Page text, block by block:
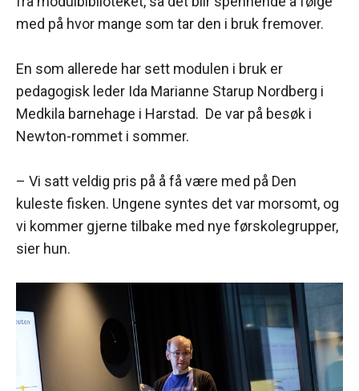
med på hvor mange som tar den i bruk fremover.
En som allerede har sett modulen i bruk er
pedagogisk leder Ida Marianne Starup Nordberg i
Medkila barnehage i Harstad. De var på besøk i
Newton-rommet i sommer.
– Vi satt veldig pris på å få være med på Den
kuleste fisken. Ungene syntes det var morsomt, og
vi kommer gjerne tilbake med nye førskolegrupper,
sier hun.